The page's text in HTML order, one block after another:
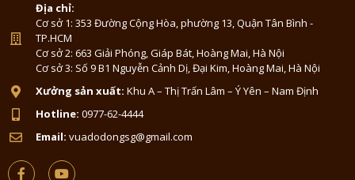
Địa chỉ:
Cơ sở 1: 353 Đường Cộng Hòa, phường 13, Quận Tân Bình -
TP.HCM
Cơ sở 2: 663 Giải Phóng, Giáp Bát, Hoàng Mai, Hà Nội
Cơ sở 3: Số 9 B1 Nguyễn Cảnh Dị, Đại Kim, Hoàng Mai, Hà Nội
Xưởng sản xuất: Khu A – Thị Trấn Lâm – Ý Yên – Nam Định
Hotline: 0977-62-4444
Email: vuadodongsg@gmail.com